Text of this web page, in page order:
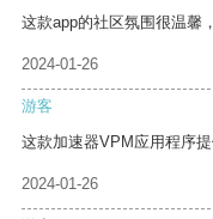
这款app的社区氛围很温馨
2024-01-26
游客
这款加速器VPM应用程序
2024-01-26